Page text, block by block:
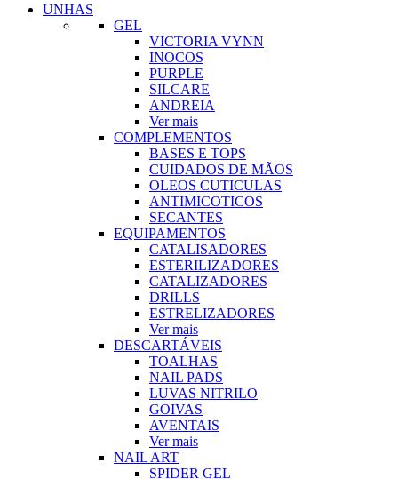
UNHAS
GEL
VICTORIA VYNN
INOCOS
PURPLE
SILCARE
ANDREIA
Ver mais
COMPLEMENTOS
BASES E TOPS
CUIDADOS DE MÃOS
OLEOS CUTICULAS
ANTIMICOTICOS
SECANTES
EQUIPAMENTOS
CATALISADORES
ESTERILIZADORES
CATALIZADORES
DRILLS
ESTRELIZADORES
Ver mais
DESCARTÁVEIS
TOALHAS
NAIL PADS
LUVAS NITRILO
GOIVAS
AVENTAIS
Ver mais
NAIL ART
SPIDER GEL